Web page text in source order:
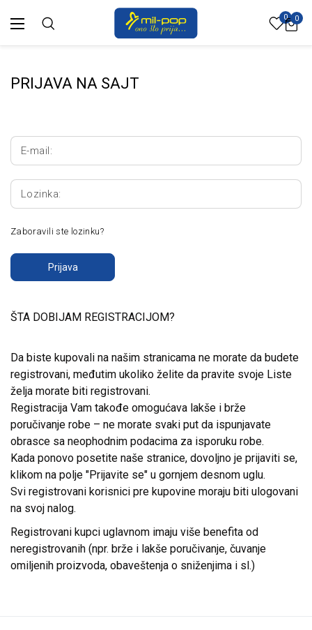
0 0
PRIJAVA NA SAJT
E-mail:
Lozinka:
Zaboravili ste lozinku?
Prijava
ŠTA DOBIJAM REGISTRACIJOM?
Da biste kupovali na našim stranicama ne morate da budete
registrovani, međutim ukoliko želite da pravite svoje Liste
želja morate biti registrovani.
Registracija Vam takođe omogućava lakše i brže
poručivanje robe – ne morate svaki put da ispunjavate
obrasce sa neophodnim podacima za isporuku robe.
Kada ponovo posetite naše stranice, dovoljno je prijaviti se,
klikom na polje "Prijavite se" u gornjem desnom uglu.
Svi registrovani korisnici pre kupovine moraju biti ulogovani
na svoj nalog.
Registrovani kupci uglavnom imaju više benefita od
neregistrovanih (npr. brže i lakše poručivanje, čuvanje
omiljenih proizvoda, obaveštenja o sniženjima i sl.)